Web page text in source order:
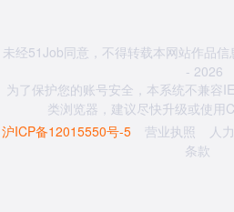
未经51Job同意，不得转载本网站作品
- 2026
为了保护您的账号安全，本系统不兼容
类浏览器，建议尽快升级或使用
沪ICP备12015550号-5
营业执照 人
条款